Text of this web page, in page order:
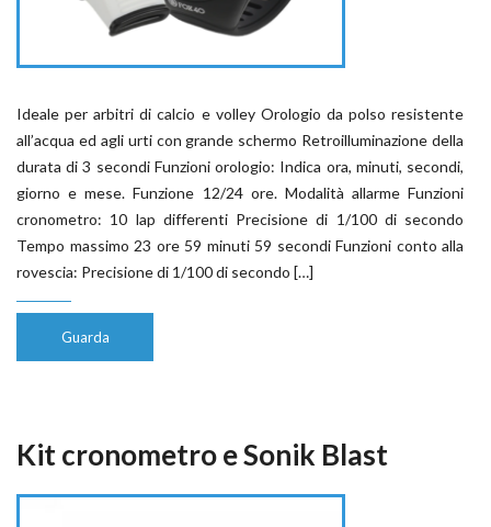
Ideale per arbitri di calcio e volley Orologio da polso resistente
all’acqua ed agli urti con grande schermo Retroilluminazione della
durata di 3 secondi Funzioni orologio: Indica ora, minuti, secondi,
giorno e mese. Funzione 12/24 ore. Modalità allarme Funzioni
cronometro: 10 lap differenti Precisione di 1/100 di secondo
Tempo massimo 23 ore 59 minuti 59 secondi Funzioni conto alla
rovescia: Precisione di 1/100 di secondo […]
Guarda
Kit cronometro e Sonik Blast